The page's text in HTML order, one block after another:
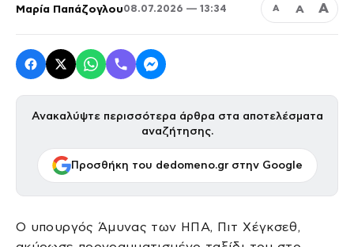
Μαρία Παπάζογλου08.07.2026 — 13:34 Α Α Α
Ανακαλύψτε περισσότερα άρθρα στα αποτελέσματα
αναζήτησης.
Προσθήκη του dedomeno.gr στην Google
Ο υπουργός Άμυνας των ΗΠΑ, Πιτ Χέγκσεθ,